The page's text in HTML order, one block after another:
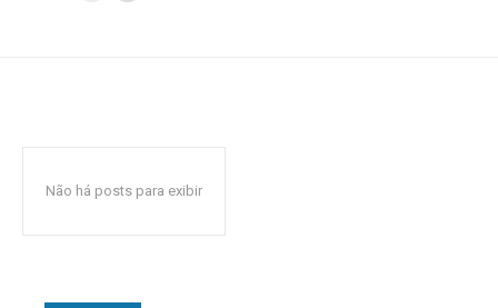
Não há posts para exibir